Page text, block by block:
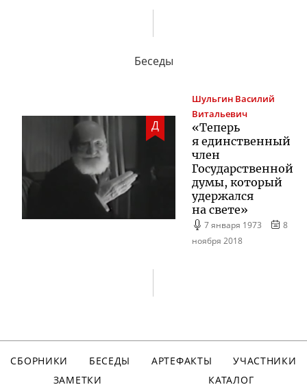
Беседы
Д
Шульгин Василий
Витальевич
«Теперь
я единственный
член
Государственной
думы, который
удержался
на свете»
7 января 1973
8
ноября 2018
СБОРНИКИ БЕСЕДЫ АРТЕФАКТЫ
УЧАСТНИКИ
ЗАМЕТКИ
КАТАЛОГ